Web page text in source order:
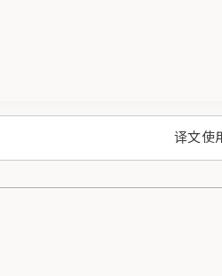
译文使